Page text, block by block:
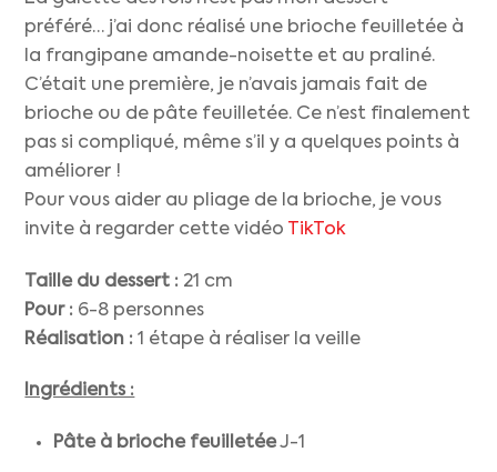
préféré… j’ai donc réalisé une brioche feuilletée à
la frangipane amande-noisette et au praliné.
C’était une première, je n’avais jamais fait de
brioche ou de pâte feuilletée. Ce n’est finalement
pas si compliqué, même s’il y a quelques points à
améliorer !
Pour vous aider au pliage de la brioche, je vous
invite à regarder cette vidéo
TikTok
Taille du dessert : 21 cm
Pour : 6-8 personnes
Réalisation : 1 étape à réaliser la veille
Ingrédients :
Pâte à brioche feuilletéeJ-1